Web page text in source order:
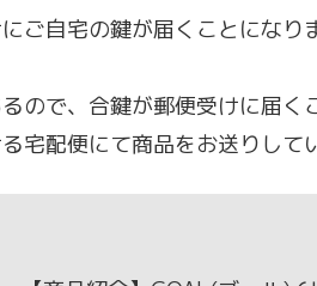
ご自宅の鍵が届くことになり
ので、合鍵が郵便受けに届く
宅配便にて商品をお送りして